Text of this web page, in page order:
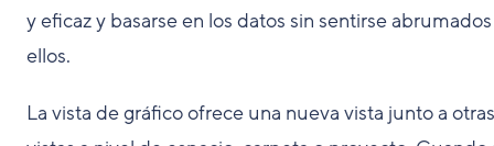
y eficaz y basarse en los datos sin sentirse
ellos.
La vista de gráfico ofrece una nueva vista junto a otras